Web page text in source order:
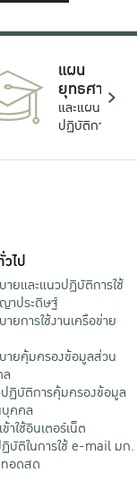
แผน
ยุทธศาสตร์
และแผน
ปฏิบัติการ
ไป
ายและแนวปฏิบัติการใช้
ประดิษฐ์
ายการใช้งานเครือข่าย
ายคุ้มครองข้อมูลส่วน
ฏิบัติการคุ้มครองข้อมูล
คคล
ข้าใช้อินเตอร์เน็ต
บัติในการใช้ e-mail มก.
อดสด